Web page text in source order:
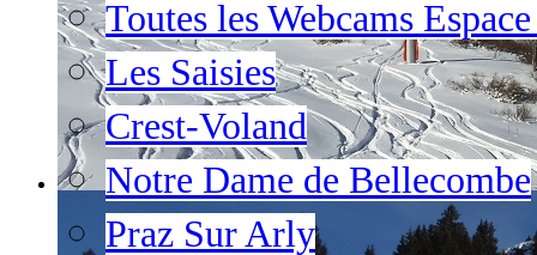
Toutes les Webcams
Les Saisies
Crest-Voland
Notre Dame de Bellecombe
Praz Sur Arly